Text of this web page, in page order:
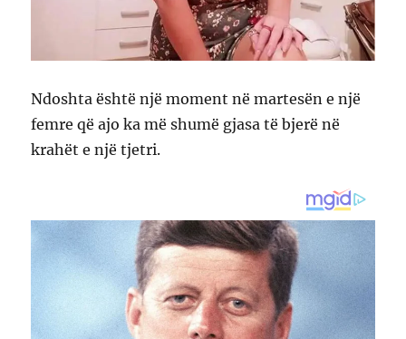
Ndoshta është një moment në martesën e një
femre që ajo ka më shumë gjasa të bjerë në
krahët e një tjetri.